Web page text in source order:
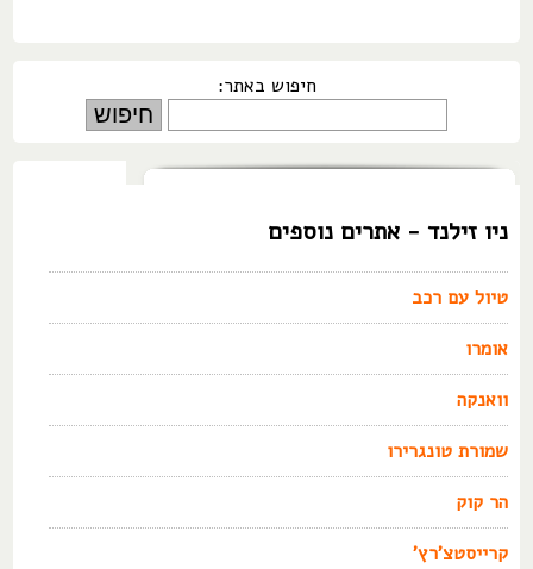
חיפוש באתר:
ניו זילנד - אתרים נוספים
טיול עם רכב
אומרו
וואנקה
שמורת טונגרירו
הר קוק
קרייסטצ'רץ'